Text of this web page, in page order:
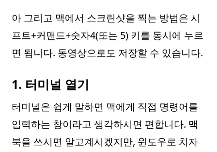
아 그리고 맥에서 스크린샷을 찍는 방법은 시
프트+커맨드+숫자4(또는 5) 키를 동시에 누르
면 됩니다. 동영상으로도 저장할 수 있습니다.
1. 터미널 열기
터미널은 쉽게 말하면 맥에게 직접 명령어를
입력하는 창이라고 생각하시면 편합니다. 맥
북을 쓰시면 알고계시겠지만, 윈도우로 치자